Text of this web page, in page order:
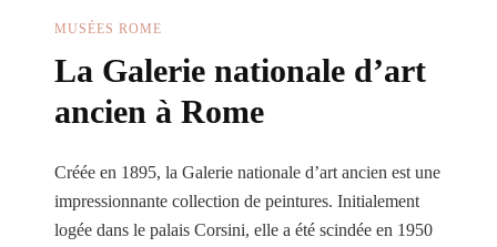
Imprenable
MUSÉES ROME
La Galerie nationale d’art
ancien à Rome
Créée en 1895, la Galerie nationale d’art ancien est une
impressionnante collection de peintures. Initialement
logée dans le palais Corsini, elle a été scindée en 1950